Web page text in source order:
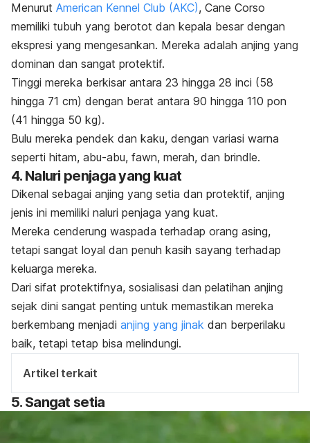
Menurut American Kennel Club (AKC), Cane Corso
memiliki tubuh yang berotot dan kepala besar dengan
ekspresi yang mengesankan. Mereka adalah anjing yang
dominan dan sangat protektif.
Tinggi mereka berkisar antara 23 hingga 28 inci (58
hingga 71 cm) dengan berat antara 90 hingga 110 pon
(41 hingga 50 kg).
Bulu mereka pendek dan kaku, dengan variasi warna
seperti hitam, abu-abu, fawn, merah, dan brindle.
4. Naluri penjaga yang kuat
Dikenal sebagai anjing yang setia dan protektif, anjing
jenis ini memiliki naluri penjaga yang kuat.
Mereka cenderung waspada terhadap orang asing,
tetapi sangat loyal dan penuh kasih sayang terhadap
keluarga mereka.
Dari sifat protektifnya, sosialisasi dan pelatihan anjing
sejak dini sangat penting untuk memastikan mereka
berkembang menjadi anjing yang jinak dan berperilaku
baik, tetapi tetap bisa melindungi.
Artikel terkait
5. Sangat setia